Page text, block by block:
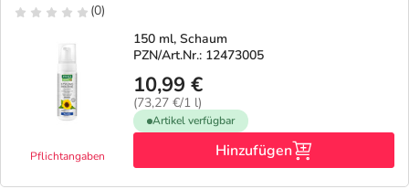
(0)
Pflichtangaben
150 ml, Schaum
PZN/Art.Nr.: 12473005
10,99 €
(73,27 €/1 l)
Artikel verfügbar
Hinzufügen